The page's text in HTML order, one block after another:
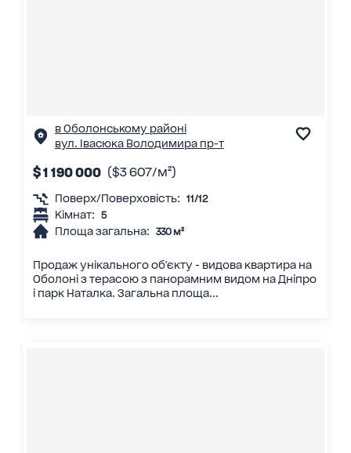
в Оболонському районі
вул. Івасюка Володимира пр-т
$ 1 190 000 ($3 607/м²)
Поверх/Поверховість: 11/12
Кімнат: 5
Площа загальна: 330 м²
Продаж унікального об'єкту - видова квартира на
Оболоні з терасою з панорамним видом на Дніпро
і парк Наталка. Загальна площа...